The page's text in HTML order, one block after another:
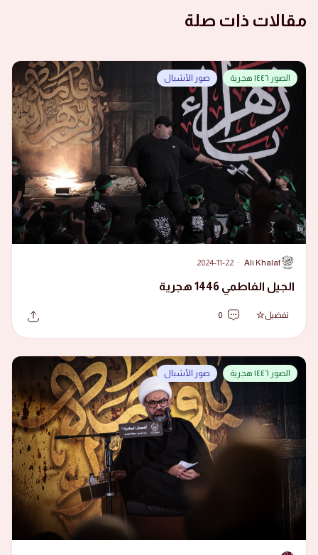
مقالات ذات صلة
الصور ١٤٤٦ هجرية صور الأشبال
A
Ali Khalaf
·
2024-11-22
الجيل الفاطمي 1446 هجرية
تفضيل 0
الصور ١٤٤٦ هجرية صور الأشبال